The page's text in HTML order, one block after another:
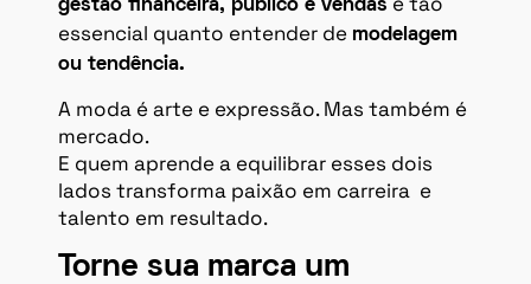
gestão financeira, público e vendas
essencial quanto entender de modelagem
ou tendência.
A moda é arte e expressão. Mas também é
mercado.
E quem aprende a equilibrar esses dois
lados transforma paixão em carreira e
talento em resultado.
Torne sua marca um